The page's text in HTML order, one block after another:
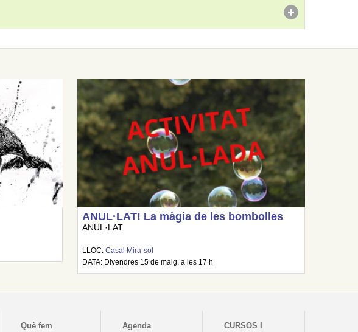
ANUL·LAT! La màgia de les bombolles
ANUL·LAT
LLOC:Casal Mira-sol
DATA: Divendres 15 de maig, a les 17 h
Què fem Agenda CURSOS I